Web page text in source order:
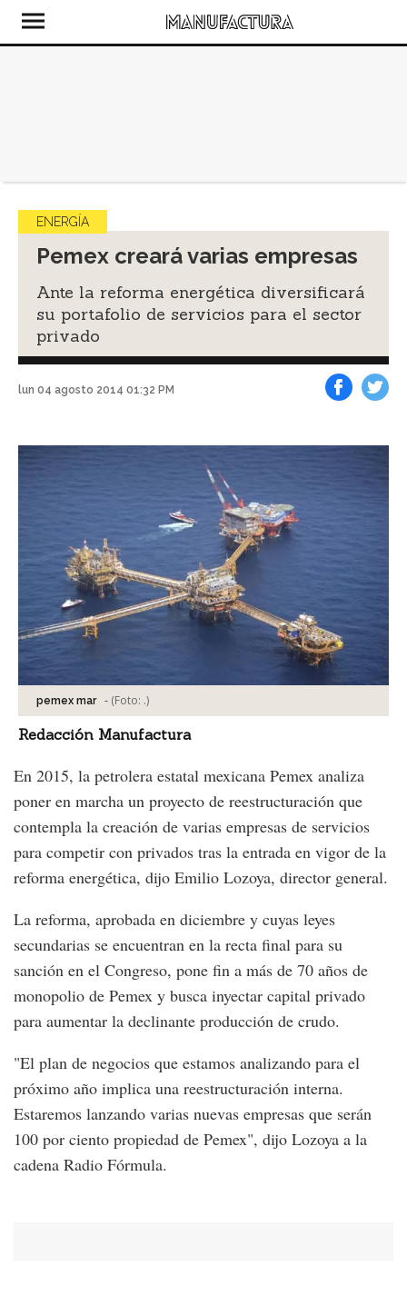
ENERGÍA
Pemex creará varias empresas
Ante la reforma energética diversificará
su portafolio de servicios para el sector
privado
lun 04 agosto 2014 01:32 PM
pemex mar - (Foto: .)
Redacción Manufactura
En 2015, la petrolera estatal mexicana Pemex analiza
poner en marcha un proyecto de reestructuración que
contempla la creación de varias empresas de servicios
para competir con privados tras la entrada en vigor de la
reforma energética, dijo Emilio Lozoya, director general.
La reforma, aprobada en diciembre y cuyas leyes
secundarias se encuentran en la recta final para su
sanción en el Congreso, pone fin a más de 70 años de
monopolio de Pemex y busca inyectar capital privado
para aumentar la declinante producción de crudo.
"El plan de negocios que estamos analizando para el
próximo año implica una reestructuración interna.
Estaremos lanzando varias nuevas empresas que serán
100 por ciento propiedad de Pemex", dijo Lozoya a la
cadena Radio Fórmula.